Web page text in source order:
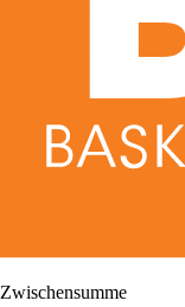
Zwischensumme